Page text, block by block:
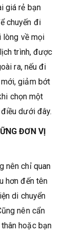
giá rẻ bạn
chuyến đi
lòng về mọi
trình, được
ra, nếu đi
giảm bớt
chọn một
dưới đây.
ĐƠN VỊ
nên chỉ quan
hơn đến tên
di chuyển
nên cẩn
hoặc bạn